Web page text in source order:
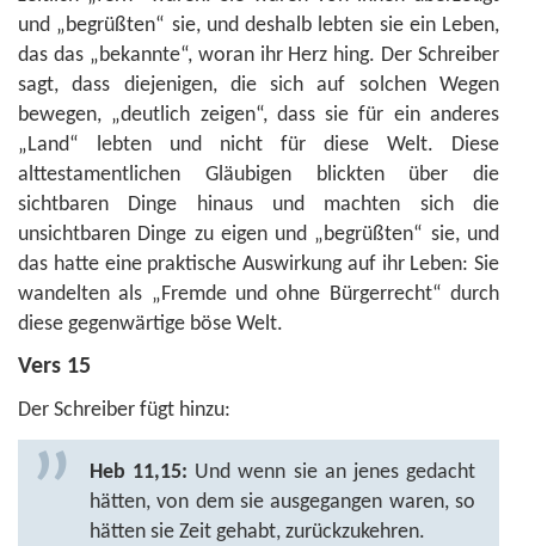
und „begrüßten“ sie, und deshalb lebten sie ein Leben,
das das „bekannte“, woran ihr Herz hing. Der Schreiber
sagt, dass diejenigen, die sich auf solchen Wegen
bewegen, „deutlich zeigen“, dass sie für ein anderes
„Land“ lebten und nicht für diese Welt. Diese
alttestamentlichen Gläubigen blickten über die
sichtbaren Dinge hinaus und machten sich die
unsichtbaren Dinge zu eigen und „begrüßten“ sie, und
das hatte eine praktische Auswirkung auf ihr Leben: Sie
wandelten als „Fremde und ohne Bürgerrecht“ durch
diese gegenwärtige böse Welt.
Vers 15
Der Schreiber fügt hinzu:
Heb 11,15: Und wenn sie an jenes gedacht
hätten, von dem sie ausgegangen waren, so
hätten sie Zeit gehabt, zurückzukehren.